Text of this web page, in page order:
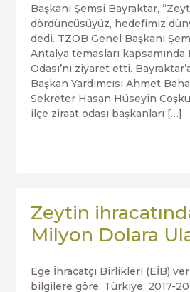
Başkanı Şemsi Bayraktar,
dördüncüsüyüz, hedefimiz
dedi. TZOB Genel Başkanı
Antalya temasları
Odası’nı ziyaret etti.
Başkan Yardımcısı Ahmet
Sekreter Hasan Hüseyin
ilçe ziraat odası başkanları […]
Zeytin
Milyon Dolara
Ege İhracatçı Birlikleri (EİB)
bilgilere göre, Türkiye, 2017-